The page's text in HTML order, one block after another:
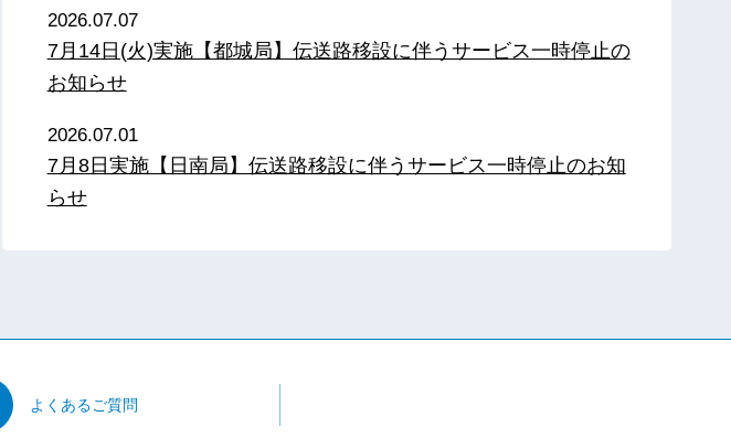
2026.07.07
7月14日(火)実施【都城局】伝送路移設に伴うサービス一時停止の
お知らせ
2026.07.01
7月8日実施【日南局】伝送路移設に伴うサービス一時停止のお知
らせ
よくあるご質問